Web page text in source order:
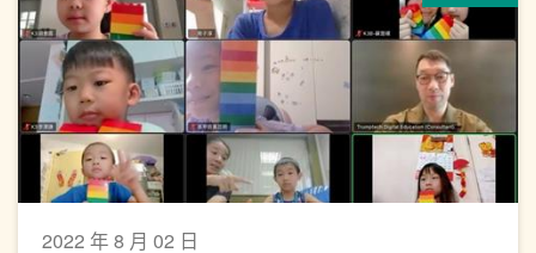
2022 年 8 月 02 日